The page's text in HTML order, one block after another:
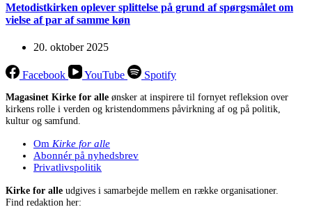
Metodistkirken oplever splittelse på grund af spørgsmålet om
vielse af par af samme køn
20. oktober 2025
Facebook YouTube Spotify
Magasinet Kirke for alle ønsker at inspirere til fornyet refleksion over
kirkens rolle i verden og kristendommens påvirkning af og på politik,
kultur og samfund.
Om Kirke for alle
Abonnér på nyhedsbrev
Privatlivspolitik
Kirke for alle udgives i samarbejde mellem en række organisationer.
Find redaktion her: